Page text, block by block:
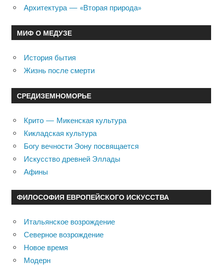
Архитектура — «Вторая природа»
МИФ О МЕДУЗЕ
История бытия
Жизнь после смерти
СРЕДИЗЕМНОМОРЬЕ
Крито — Микенская культура
Кикладская культура
Богу вечности Эону посвящается
Искусство древней Эллады
Афины
ФИЛОСОФИЯ ЕВРОПЕЙСКОГО ИСКУССТВА
Итальянское возрождение
Северное возрождение
Новое время
Модерн